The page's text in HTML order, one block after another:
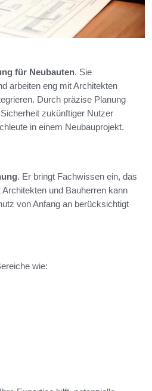
für Neubauten. Sie
arbeiten eng mit Architekten
Durch präzise Planung
zukünftiger Nutzer
in einem Neubauprojekt.
. Er bringt Fachwissen ein, das
und Bauherren kann
von Anfang an berücksichtigt
wie: